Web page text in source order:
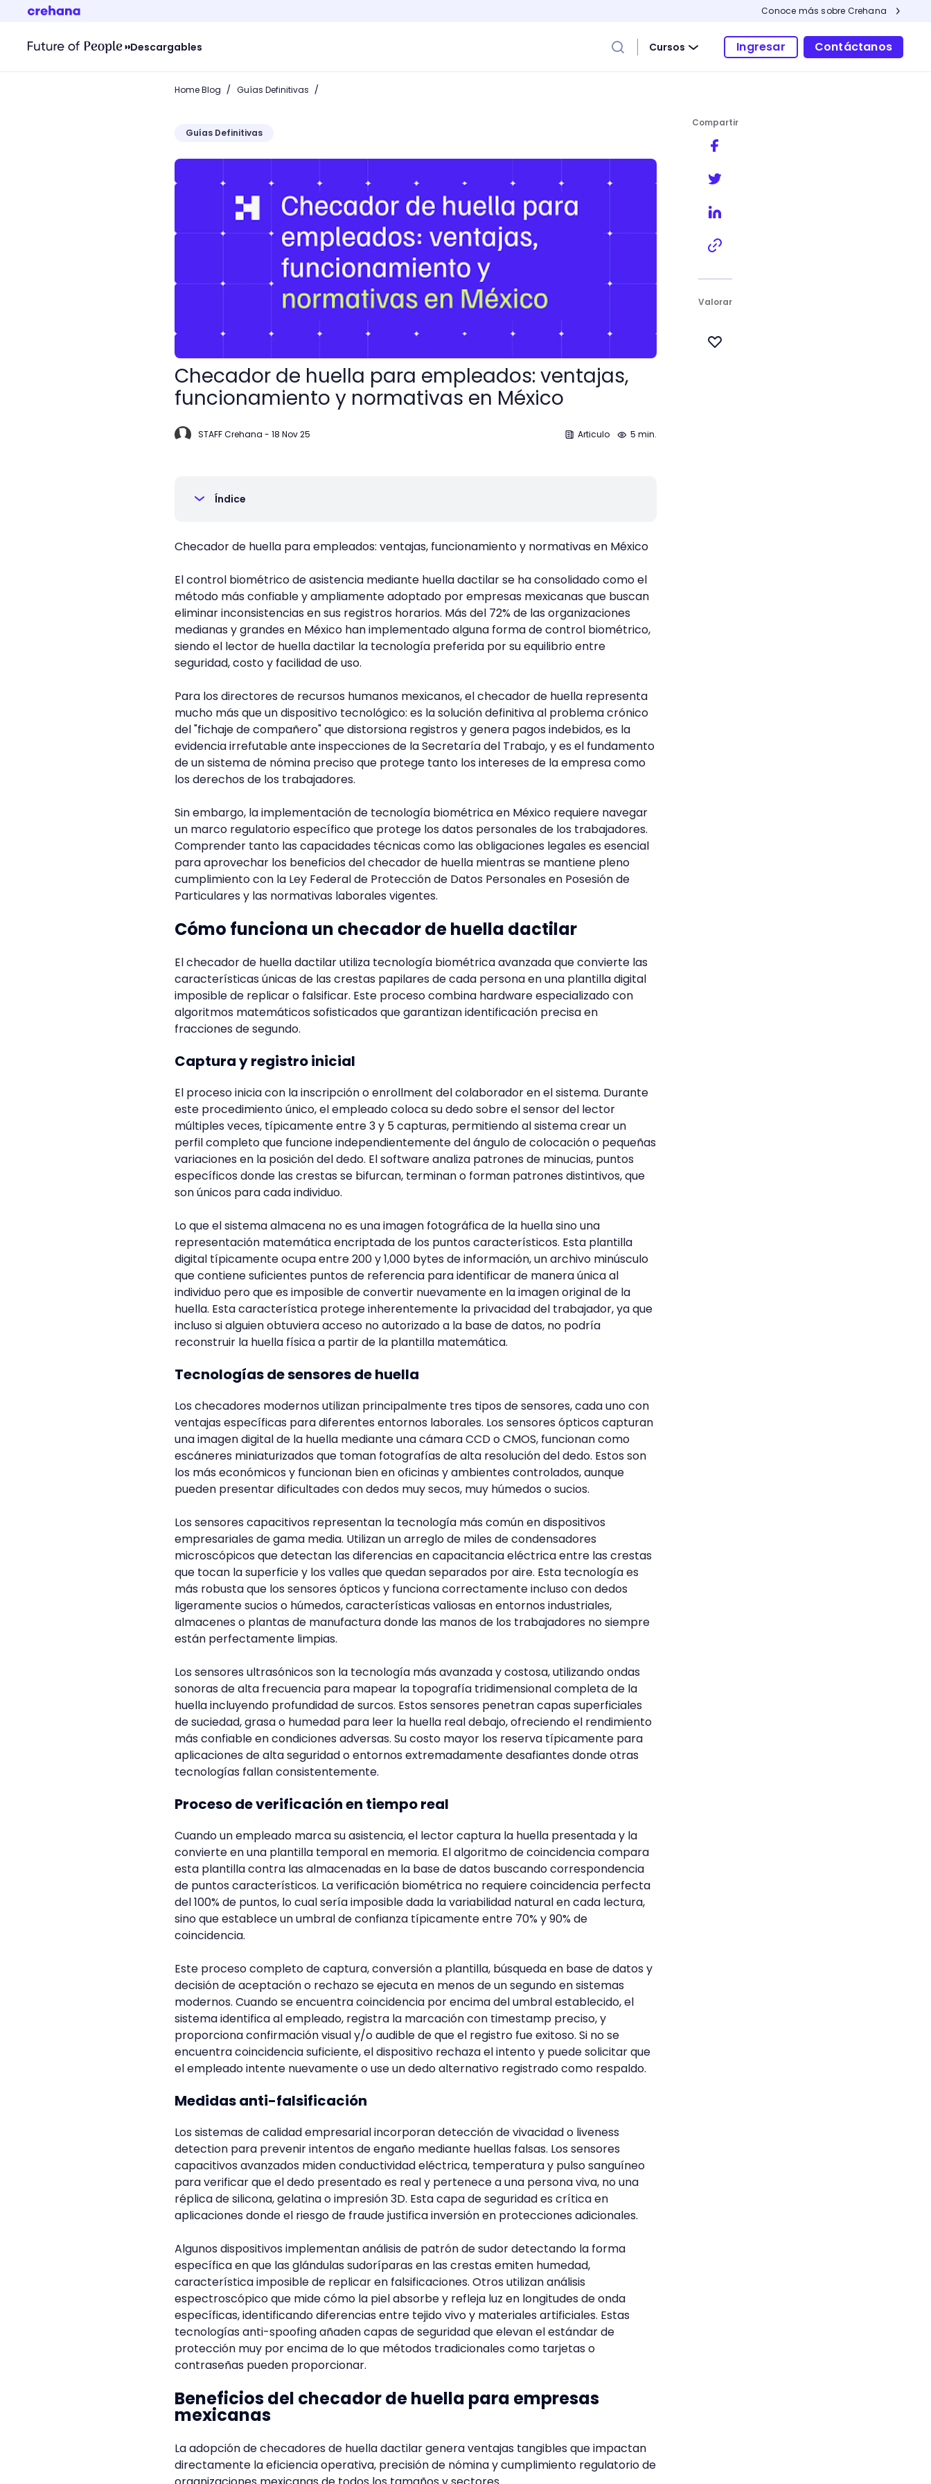
Conoce más sobre Crehana
Descargables Cursos Ingresar Contáctanos
Home Blog / Guías Definitivas /
Guías Definitivas
Checador de huella para empleados: ventajas, funcionamiento y normativas en México
Checador de huella para empleados: ventajas,
funcionamiento y normativas en México
STAFF Crehana - 18 Nov 25 Articulo 5 min.
Índice
Checador de huella para empleados: ventajas, funcionamiento y normativas en México
El control biométrico de asistencia mediante huella dactilar se ha consolidado como el
método más confiable y ampliamente adoptado por empresas mexicanas que buscan
eliminar inconsistencias en sus registros horarios. Más del 72% de las organizaciones
medianas y grandes en México han implementado alguna forma de control biométrico,
siendo el lector de huella dactilar la tecnología preferida por su equilibrio entre
seguridad, costo y facilidad de uso.
Para los directores de recursos humanos mexicanos, el checador de huella representa
mucho más que un dispositivo tecnológico: es la solución definitiva al problema crónico
del "fichaje de compañero" que distorsiona registros y genera pagos indebidos, es la
evidencia irrefutable ante inspecciones de la Secretaría del Trabajo, y es el fundamento
de un sistema de nómina preciso que protege tanto los intereses de la empresa como
los derechos de los trabajadores.
Sin embargo, la implementación de tecnología biométrica en México requiere navegar
un marco regulatorio específico que protege los datos personales de los trabajadores.
Comprender tanto las capacidades técnicas como las obligaciones legales es esencial
para aprovechar los beneficios del checador de huella mientras se mantiene pleno
cumplimiento con la Ley Federal de Protección de Datos Personales en Posesión de
Particulares y las normativas laborales vigentes.
Cómo funciona un checador de huella dactilar
El checador de huella dactilar utiliza tecnología biométrica avanzada que convierte las
características únicas de las crestas papilares de cada persona en una plantilla digital
imposible de replicar o falsificar. Este proceso combina hardware especializado con
algoritmos matemáticos sofisticados que garantizan identificación precisa en
fracciones de segundo.
Captura y registro inicial
El proceso inicia con la inscripción o enrollment del colaborador en el sistema. Durante
este procedimiento único, el empleado coloca su dedo sobre el sensor del lector
múltiples veces, típicamente entre 3 y 5 capturas, permitiendo al sistema crear un
perfil completo que funcione independientemente del ángulo de colocación o pequeñas
variaciones en la posición del dedo. El software analiza patrones de minucias, puntos
específicos donde las crestas se bifurcan, terminan o forman patrones distintivos, que
son únicos para cada individuo.
Lo que el sistema almacena no es una imagen fotográfica de la huella sino una
representación matemática encriptada de los puntos característicos. Esta plantilla
digital típicamente ocupa entre 200 y 1,000 bytes de información, un archivo minúsculo
que contiene suficientes puntos de referencia para identificar de manera única al
individuo pero que es imposible de convertir nuevamente en la imagen original de la
huella. Esta característica protege inherentemente la privacidad del trabajador, ya que
incluso si alguien obtuviera acceso no autorizado a la base de datos, no podría
reconstruir la huella física a partir de la plantilla matemática.
Tecnologías de sensores de huella
Los checadores modernos utilizan principalmente tres tipos de sensores, cada uno con
ventajas específicas para diferentes entornos laborales. Los sensores ópticos capturan
una imagen digital de la huella mediante una cámara CCD o CMOS, funcionan como
escáneres miniaturizados que toman fotografías de alta resolución del dedo. Estos son
los más económicos y funcionan bien en oficinas y ambientes controlados, aunque
pueden presentar dificultades con dedos muy secos, muy húmedos o sucios.
Los sensores capacitivos representan la tecnología más común en dispositivos
empresariales de gama media. Utilizan un arreglo de miles de condensadores
microscópicos que detectan las diferencias en capacitancia eléctrica entre las crestas
que tocan la superficie y los valles que quedan separados por aire. Esta tecnología es
más robusta que los sensores ópticos y funciona correctamente incluso con dedos
ligeramente sucios o húmedos, características valiosas en entornos industriales,
almacenes o plantas de manufactura donde las manos de los trabajadores no siempre
están perfectamente limpias.
Los sensores ultrasónicos son la tecnología más avanzada y costosa, utilizando ondas
sonoras de alta frecuencia para mapear la topografía tridimensional completa de la
huella incluyendo profundidad de surcos. Estos sensores penetran capas superficiales
de suciedad, grasa o humedad para leer la huella real debajo, ofreciendo el rendimiento
más confiable en condiciones adversas. Su costo mayor los reserva típicamente para
aplicaciones de alta seguridad o entornos extremadamente desafiantes donde otras
tecnologías fallan consistentemente.
Proceso de verificación en tiempo real
Cuando un empleado marca su asistencia, el lector captura la huella presentada y la
convierte en una plantilla temporal en memoria. El algoritmo de coincidencia compara
esta plantilla contra las almacenadas en la base de datos buscando correspondencia
de puntos característicos. La verificación biométrica no requiere coincidencia perfecta
del 100% de puntos, lo cual sería imposible dada la variabilidad natural en cada lectura,
sino que establece un umbral de confianza típicamente entre 70% y 90% de
coincidencia.
Este proceso completo de captura, conversión a plantilla, búsqueda en base de datos y
decisión de aceptación o rechazo se ejecuta en menos de un segundo en sistemas
modernos. Cuando se encuentra coincidencia por encima del umbral establecido, el
sistema identifica al empleado, registra la marcación con timestamp preciso, y
proporciona confirmación visual y/o audible de que el registro fue exitoso. Si no se
encuentra coincidencia suficiente, el dispositivo rechaza el intento y puede solicitar que
el empleado intente nuevamente o use un dedo alternativo registrado como respaldo.
Medidas anti-falsificación
Los sistemas de calidad empresarial incorporan detección de vivacidad o liveness
detection para prevenir intentos de engaño mediante huellas falsas. Los sensores
capacitivos avanzados miden conductividad eléctrica, temperatura y pulso sanguíneo
para verificar que el dedo presentado es real y pertenece a una persona viva, no una
réplica de silicona, gelatina o impresión 3D. Esta capa de seguridad es crítica en
aplicaciones donde el riesgo de fraude justifica inversión en protecciones adicionales.
Algunos dispositivos implementan análisis de patrón de sudor detectando la forma
específica en que las glándulas sudoríparas en las crestas emiten humedad,
característica imposible de replicar en falsificaciones. Otros utilizan análisis
espectroscópico que mide cómo la piel absorbe y refleja luz en longitudes de onda
específicas, identificando diferencias entre tejido vivo y materiales artificiales. Estas
tecnologías anti-spoofing añaden capas de seguridad que elevan el estándar de
protección muy por encima de lo que métodos tradicionales como tarjetas o
contraseñas pueden proporcionar.
Beneficios del checador de huella para empresas
mexicanas
La adopción de checadores de huella dactilar genera ventajas tangibles que impactan
directamente la eficiencia operativa, precisión de nómina y cumplimiento regulatorio de
Compartir
Valorar